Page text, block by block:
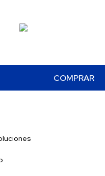
COMPRAR